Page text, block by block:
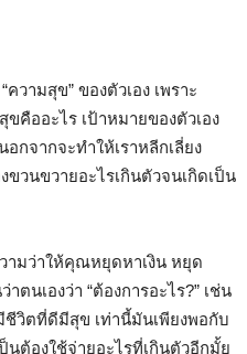
วามสุข” ของตัวเอง เพราะ
ขคืออะไร เป้าหมายของตัวเอง
กจากจะทำให้เราหลีกเลี่ยง
วนขวายอะไรเกินตัวจนเกิดเป็น
ามว่าให้คุณหยุดหาเงิน หยุด
ตนเองว่า “ต้องการอะไร?” เช่น
ชีวิตที่ดีมีสุข เท่านี้มันเพียงพอกับ
ป็นต้องใช้จ่ายอะไรที่เกินตัวอีกมั้ย